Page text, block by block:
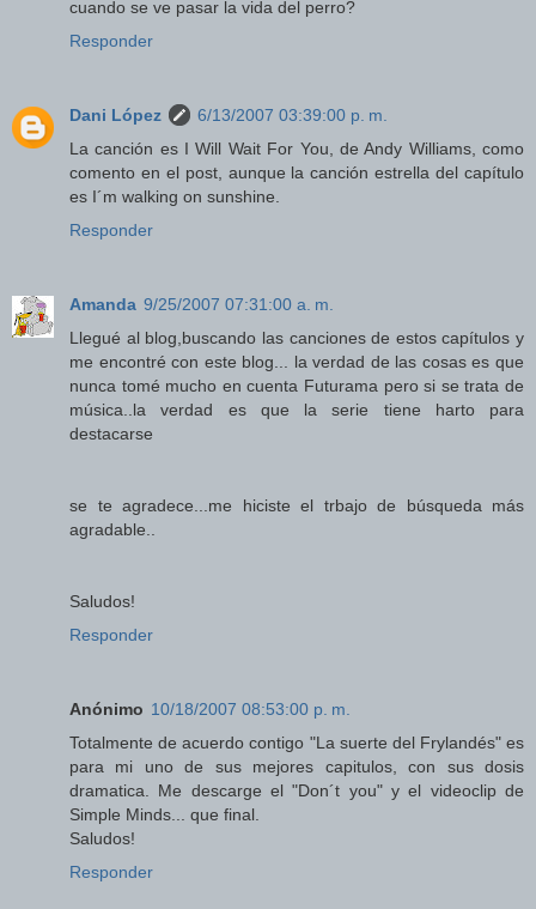
cuando se ve pasar la vida del perro?
Responder
Dani López
6/13/2007 03:39:00 p. m.
La canción es I Will Wait For You, de Andy Williams, como
comento en el post, aunque la canción estrella del capítulo
es I´m walking on sunshine.
Responder
Amanda 9/25/2007 07:31:00 a. m.
Llegué al blog,buscando las canciones de estos capítulos y
me encontré con este blog... la verdad de las cosas es que
nunca tomé mucho en cuenta Futurama pero si se trata de
música..la verdad es que la serie tiene harto para
destacarse
se te agradece...me hiciste el trbajo de búsqueda más
agradable..
Saludos!
Responder
Anónimo 10/18/2007 08:53:00 p. m.
Totalmente de acuerdo contigo "La suerte del Frylandés" es
para mi uno de sus mejores capitulos, con sus dosis
dramatica. Me descarge el "Don´t you" y el videoclip de
Simple Minds... que final.
Saludos!
Responder